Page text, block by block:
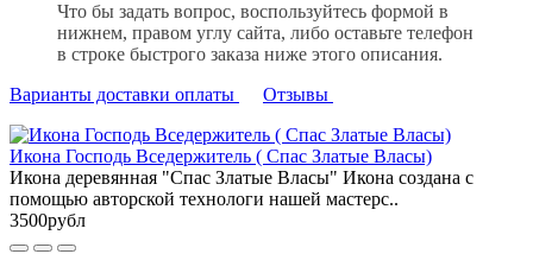
Что бы задать вопрос, воспользуйтесь формой в
нижнем, правом углу сайта, либо оставьте телефон
в строке быстрого заказа ниже этого описания.
Варианты доставки оплаты
Отзывы
Икона Господь Вседержитель ( Спас Златые Власы)
Икона деревянная "Спас Златые Власы" Икона создана с
помощью авторской технологи нашей мастерс..
3500рубл